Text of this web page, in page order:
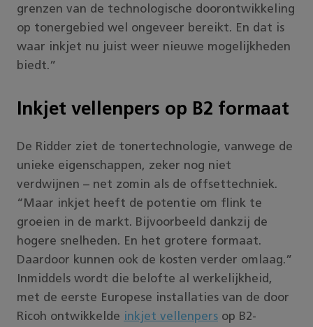
grenzen van de technologische doorontwikkeling
op tonergebied wel ongeveer bereikt. En dat is
waar inkjet nu juist weer nieuwe mogelijkheden
biedt.”
Inkjet vellenpers op B2 formaat
De Ridder ziet de tonertechnologie, vanwege de
unieke eigenschappen, zeker nog niet
verdwijnen – net zomin als de offsettechniek.
“Maar inkjet heeft de potentie om flink te
groeien in de markt. Bijvoorbeeld dankzij de
hogere snelheden. En het grotere formaat.
Daardoor kunnen ook de kosten verder omlaag.”
Inmiddels wordt die belofte al werkelijkheid,
met de eerste Europese installaties van de door
Ricoh ontwikkelde inkjet vellenpers op B2-